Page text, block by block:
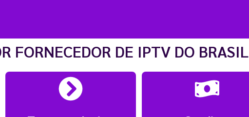
FORNECEDOR DE IPTV DO BRASIL